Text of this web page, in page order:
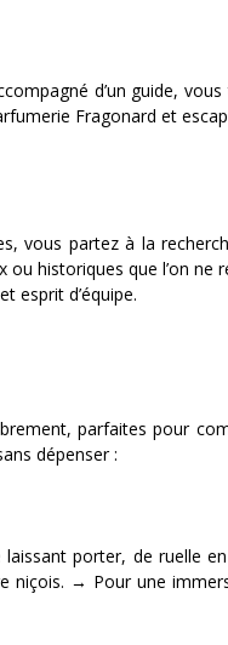
d’un guide,
Fragonard et
vous partez à la
historiques que l’on ne
esprit d’équipe.
parfaites pour
dépenser :
porter, de ruelle
niçois. → Pour une